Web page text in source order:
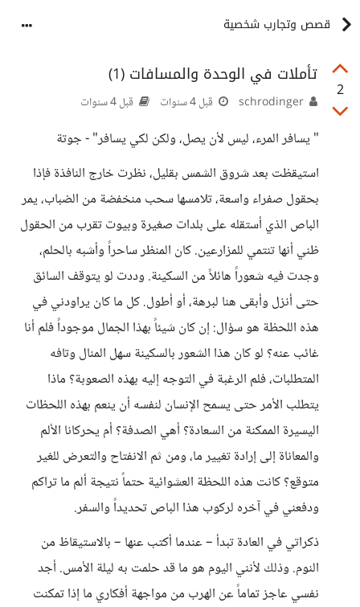
قصص وتجارب شخصية
2
تأملات في الوحدة والمسافات (1)
قبل 4 سنوات قبل 4 سنوات
" يسافر المرء، ليس لأن يصل، ولكن لكي يسافر" - جوتة
استيقظت بعد شروق الشمس بقليل، نظرت خارج النافذة فإذا
بحقول صفراء واسعة، تلامسها سحب منخفضة من الضباب، يمر
الباص الذي أستقله على بلدات صغيرة وبيوت تقرب من الحقول
ظني أنها تنتمي للمزارعين. كان المنظر ساحراً وأشبه بالحلم،
وجدت فيه شعوراً هائلاً من السكينة. وددت لو يتوقف السائق
حتى أنزل وأبقى هنا لبرهة، أو أطول. كل ما كان يراودني في
هذه اللحظة هو سؤال: إن كان شيئاً بهذا الجمال موجوداً فلم أنا
غائب عنه؟ لو كان هذا الشعور بالسكينة سهل المنال وتافه
المتطلبات، فلم الرغبة في التوجه إليه بهذه الصعوبة؟ ماذا
يتطلب الأمر حتى يسمح الإنسان لنفسه أن ينعم بهذه اللحظات
اليسيرة الممكنة من السعادة؟ أهي الصدفة؟ أم يحركانا الألم
والمعاناة إلى إرادة تغيير ما، ومن ثم الانفتاح والتعرض للغير
متوقع؟ كانت هذه اللحظة العشوائية حتماً نتيجة ألم ما تراكم
ودفعني في آخره لركوب هذا الباص تحديداً والسفر.
ذكراتي في العادة تبدأ – عندما أكتب عنها – بالاستيقاظ من
النوم. وذلك لأنني اليوم هو ما قد حلمت به ليلة الأمس. أجد
نفسي عاجز تماماً عن الهرب من مواجهة أفكاري ما إذا تمكنت